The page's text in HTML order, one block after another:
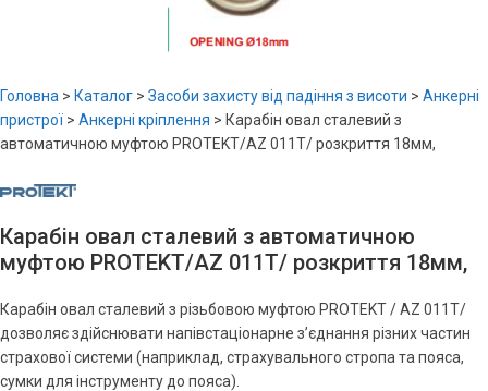
Головна > Каталог > Засоби захисту від падіння з висоти > Анкерні
пристрої > Анкерні кріплення > Карабін овал сталевий з
автоматичною муфтою PROTEKT/AZ 011T/ розкриття 18мм,
Карабін овал сталевий з автоматичною
муфтою PROTEKT/AZ 011T/ розкриття 18мм,
Карабін овал сталевий з різьбовою муфтою PROTEKT / AZ 011T/
дозволяє здійснювати напівстаціонарне з’єднання різних частин
страхової системи (наприклад, страхувального стропа та пояса,
сумки для інструменту до пояса).